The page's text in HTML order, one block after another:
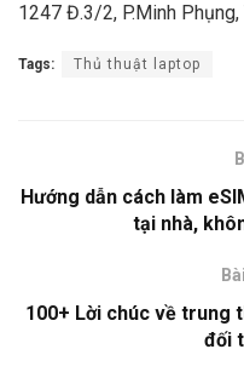
1247 Đ.3/2, P.Minh Phụng,
Tags: Thủ thuật laptop
Hướng dẫn cách làm
tại nhà,
100+ Lời chúc về trung
đối